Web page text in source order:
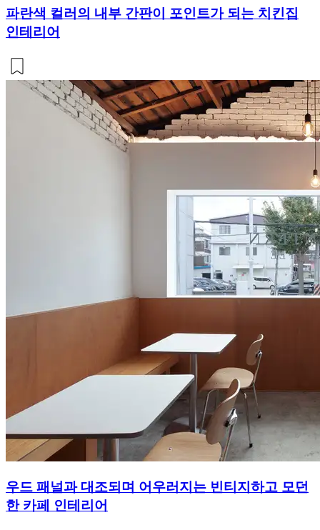
파란색 컬러의 내부 간판이 포인트가 되는 치킨집
인테리어
우드 패널과 대조되며 어우러지는 빈티지하고 모던
한 카페 인테리어